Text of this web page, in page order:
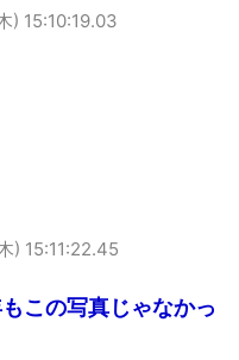
) 15:10:19.03
) 15:11:22.45
この写真じゃなかっ